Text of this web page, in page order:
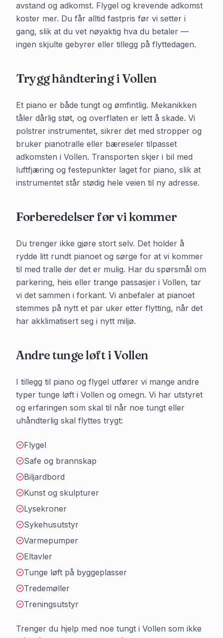
avstand og adkomst. Flygel og krevende adkomst
koster mer. Du får alltid fastpris før vi setter i
gang, slik at du vet nøyaktig hva du betaler —
ingen skjulte gebyrer eller tillegg på flyttedagen.
Trygg håndtering iVollen
Et piano er både tungt og ømfintlig. Mekanikken
tåler dårlig støt, og overflaten er lett å skade. Vi
polstrer instrumentet, sikrer det med stropper og
bruker pianotralle eller bæreseler tilpasset
adkomsten i Vollen. Transporten skjer i bil med
luftfjæring og festepunkter laget for piano, slik at
instrumentet står stødig hele veien til ny adresse.
Forberedelser før vi kommer
Du trenger ikke gjøre stort selv. Det holder å
rydde litt rundt pianoet og sørge for at vi kommer
til med tralle der det er mulig. Har du spørsmål om
parkering, heis eller trange passasjer i Vollen, tar
vi det sammen i forkant. Vi anbefaler at pianoet
stemmes på nytt et par uker etter flytting, når det
har akklimatisert seg i nytt miljø.
Andre tunge løft iVollen
I tillegg til piano og flygel utfører vi mange andre
typer tunge løft i Vollen og omegn. Vi har utstyret
og erfaringen som skal til når noe tungt eller
uhåndterlig skal flyttes trygt:
Flygel
Safe og brannskap
Biljardbord
Kunst og skulpturer
Lysekroner
Sykehusutstyr
Varmepumper
Eltavler
Tunge løft på byggeplasser
Tredemøller
Treningsutstyr
Trenger du hjelp med noe tungt i Vollen som ikke